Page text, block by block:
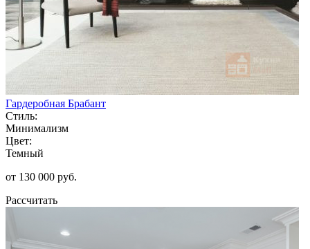
Гардеробная Брабант
Стиль:
Минимализм
Цвет:
Темный
от 130 000 руб.
Рассчитать